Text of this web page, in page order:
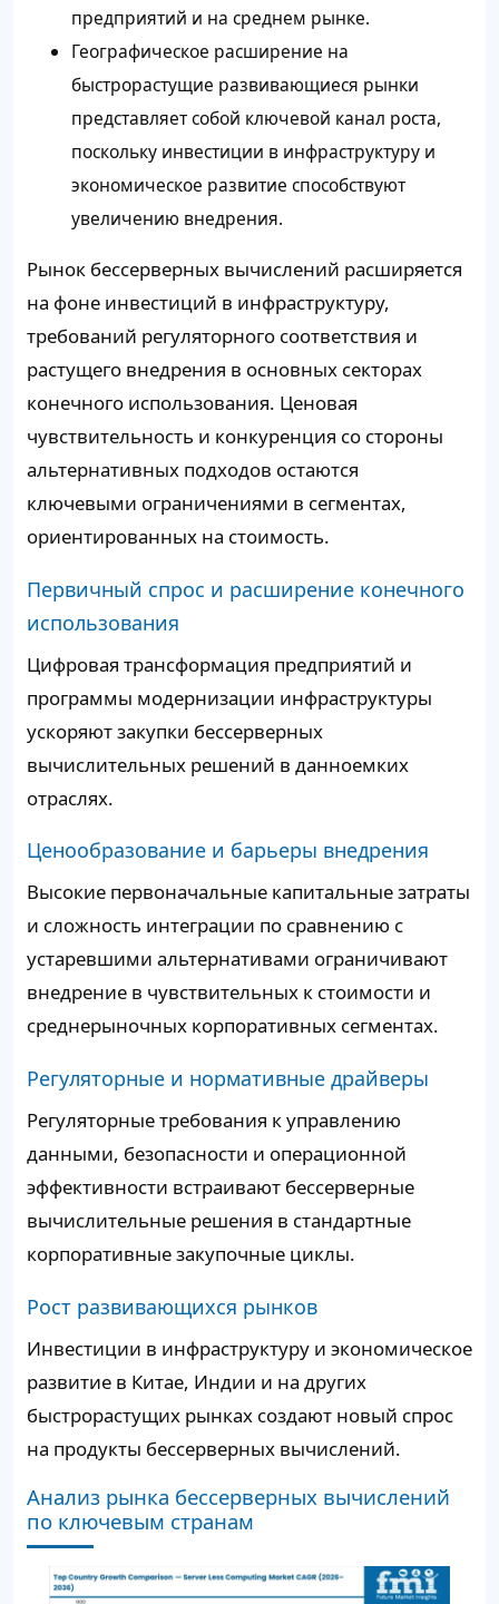
предприятий и на среднем рынке.
Географическое расширение на
быстрорастущие развивающиеся рынки
представляет собой ключевой канал роста,
поскольку инвестиции в инфраструктуру и
экономическое развитие способствуют
увеличению внедрения.
Рынок бессерверных вычислений расширяется
на фоне инвестиций в инфраструктуру,
требований регуляторного соответствия и
растущего внедрения в основных секторах
конечного использования. Ценовая
чувствительность и конкуренция со стороны
альтернативных подходов остаются
ключевыми ограничениями в сегментах,
ориентированных на стоимость.
Первичный спрос и расширение конечного
использования
Цифровая трансформация предприятий и
программы модернизации инфраструктуры
ускоряют закупки бессерверных
вычислительных решений в данноемких
отраслях.
Ценообразование и барьеры внедрения
Высокие первоначальные капитальные затраты
и сложность интеграции по сравнению с
устаревшими альтернативами ограничивают
внедрение в чувствительных к стоимости и
среднерыночных корпоративных сегментах.
Регуляторные и нормативные драйверы
Регуляторные требования к управлению
данными, безопасности и операционной
эффективности встраивают бессерверные
вычислительные решения в стандартные
корпоративные закупочные циклы.
Рост развивающихся рынков
Инвестиции в инфраструктуру и экономическое
развитие в Китае, Индии и на других
быстрорастущих рынках создают новый спрос
на продукты бессерверных вычислений.
Анализ рынка бессерверных вычислений
по ключевым странам